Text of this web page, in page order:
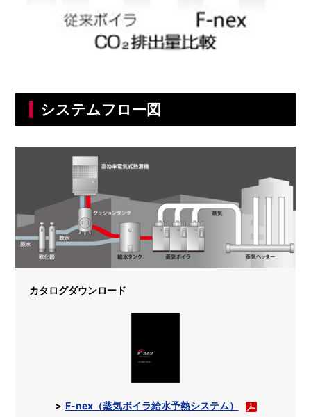
システムフロー図
カタログダウンロード
F-nex（蒸気ボイラ給水予熱システム）